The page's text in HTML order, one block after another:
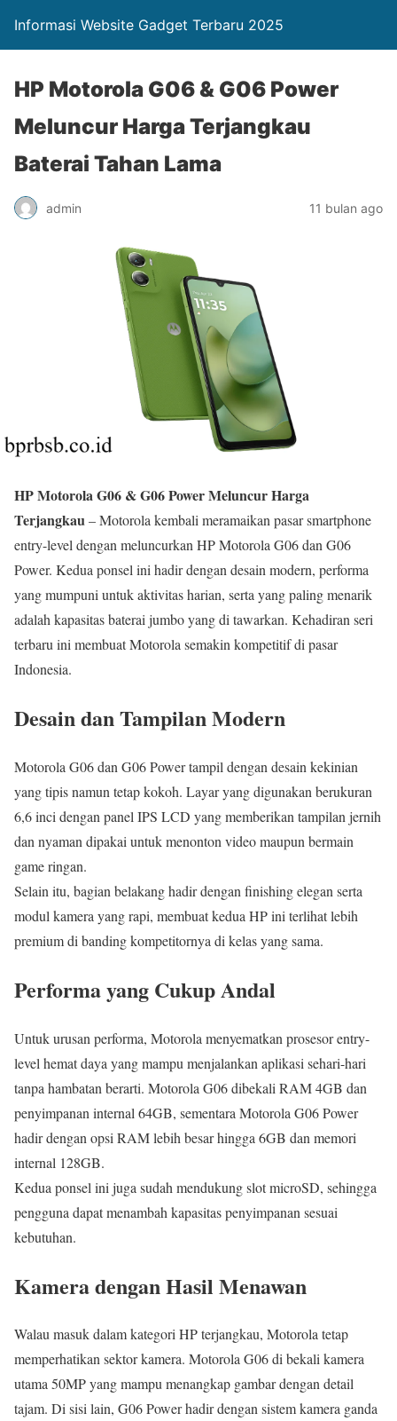
Informasi Website Gadget Terbaru 2025
HP Motorola G06 & G06 Power
Meluncur Harga Terjangkau
Baterai Tahan Lama
admin 11 bulan ago
HP Motorola G06 & G06 Power Meluncur Harga
Terjangkau– Motorola kembali meramaikan pasar smartphone
entry-level dengan meluncurkan HP Motorola G06 dan G06
Power. Kedua ponsel ini hadir dengan desain modern, performa
yang mumpuni untuk aktivitas harian, serta yang paling menarik
adalah kapasitas baterai jumbo yang di tawarkan. Kehadiran seri
terbaru ini membuat Motorola semakin kompetitif di pasar
Indonesia.
Desain dan Tampilan Modern
Motorola G06 dan G06 Power tampil dengan desain kekinian
yang tipis namun tetap kokoh. Layar yang digunakan berukuran
6,6 inci dengan panel IPS LCD yang memberikan tampilan jernih
dan nyaman dipakai untuk menonton video maupun bermain
game ringan.
Selain itu, bagian belakang hadir dengan finishing elegan serta
modul kamera yang rapi, membuat kedua HP ini terlihat lebih
premium di banding kompetitornya di kelas yang sama.
Performa yang Cukup Andal
Untuk urusan performa, Motorola menyematkan prosesor entry-
level hemat daya yang mampu menjalankan aplikasi sehari-hari
tanpa hambatan berarti. Motorola G06 dibekali RAM 4GB dan
penyimpanan internal 64GB, sementara Motorola G06 Power
hadir dengan opsi RAM lebih besar hingga 6GB dan memori
internal 128GB.
Kedua ponsel ini juga sudah mendukung slot microSD, sehingga
pengguna dapat menambah kapasitas penyimpanan sesuai
kebutuhan.
Kamera dengan Hasil Menawan
Walau masuk dalam kategori HP terjangkau, Motorola tetap
memperhatikan sektor kamera. Motorola G06 di bekali kamera
utama 50MP yang mampu menangkap gambar dengan detail
tajam. Di sisi lain, G06 Power hadir dengan sistem kamera ganda